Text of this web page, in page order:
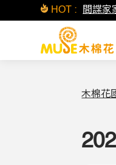
HOT : 間諜家
木棉花